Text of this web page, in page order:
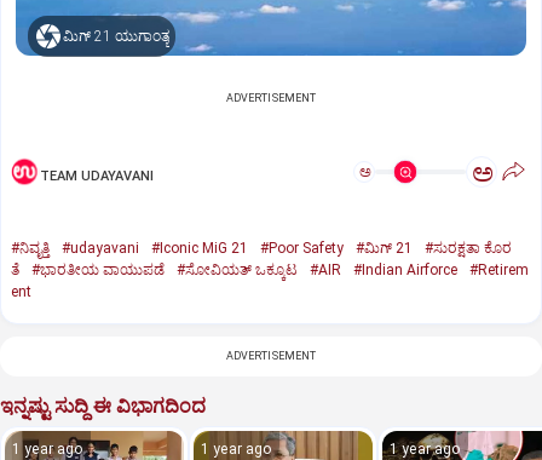
ಮಿಗ್‌ 21 ಯುಗಾಂತ್ಯ
ADVERTISEMENT
TEAM UDAYAVANI ಅ ಅ
#ನಿವೃತ್ತಿ #udayavani #Iconic MiG 21 #Poor Safety #ಮಿಗ್‌ 21
#ಸುರಕ್ಷತಾ ಕೊರ
ತೆ
#ಭಾರತೀಯ ವಾಯುಪಡೆ #ಸೋವಿಯತ್‌ ಒಕ್ಕೂಟ #AIR #Indian Airforce
#Retirem
ent
ADVERTISEMENT
ಇನ್ನಷ್ಟು ಸುದ್ದಿ ಈ ವಿಭಾಗದಿಂದ
1 year ago 1 year ago 1 year ago